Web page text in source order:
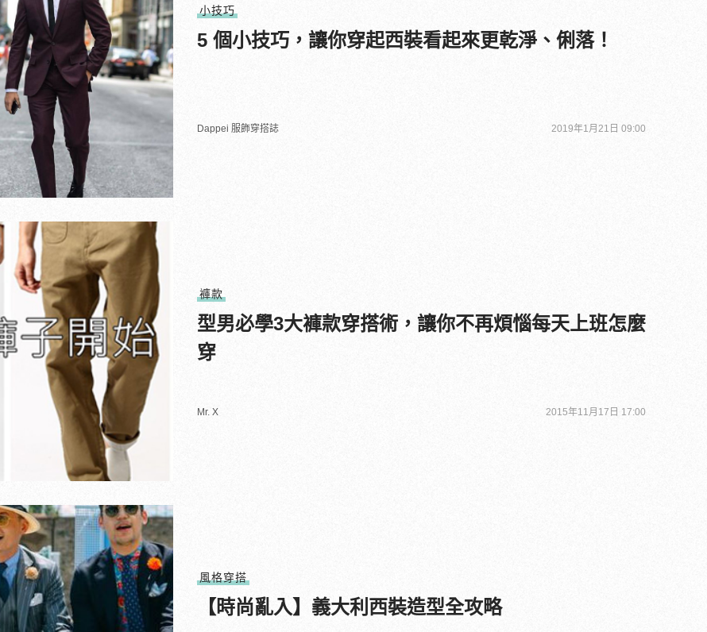
小技巧
5 個小技巧，讓你穿起西裝看起來更乾淨、俐落！
Dappei 服飾穿搭誌 2019年1月21日 09:00
褲款
型男必學3大褲款穿搭術，讓你不再煩惱每天上班怎麼
穿
Mr. X 2015年11月17日 17:00
風格穿搭
【時尚亂入】義大利西裝造型全攻略